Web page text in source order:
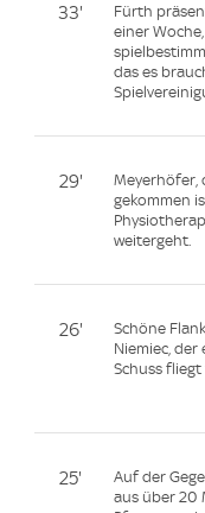
33'
Fürth
einer
das es
29'
Meyerhöfer,
gekommen
weitergeht.
26'
Schöne
Niemiec,
Schuss
25'
Auf der
aus über 20